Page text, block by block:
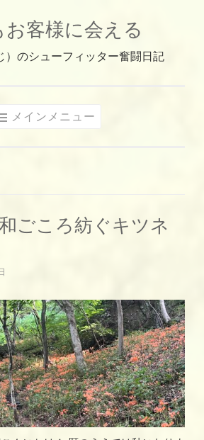
客様に会える
）のシューフィッター奮闘日記
メインメニュー
ごころ紡ぐキツネ